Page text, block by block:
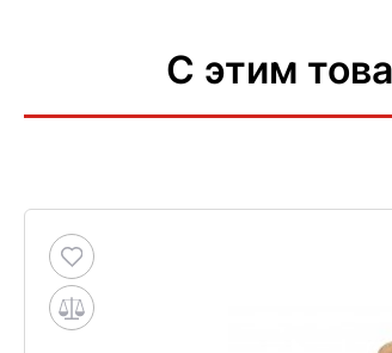
С этим